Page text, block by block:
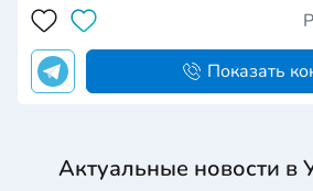
Показать
Актуальные новости в